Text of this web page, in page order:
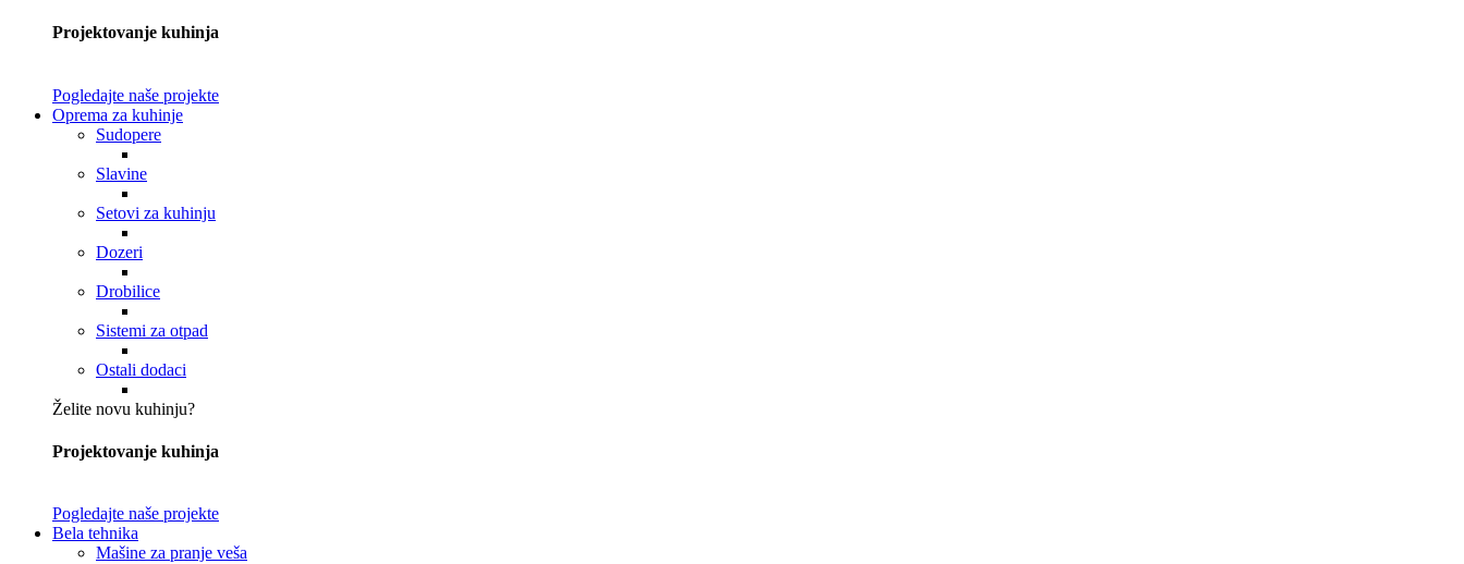
Projektovanje kuhinja
Pogledajte naše projekte
Oprema za kuhinje
Sudopere
Slavine
Setovi za kuhinju
Dozeri
Drobilice
Sistemi za otpad
Ostali dodaci
Želite novu kuhinju?
Projektovanje kuhinja
Pogledajte naše projekte
Bela tehnika
Mašine za pranje veša